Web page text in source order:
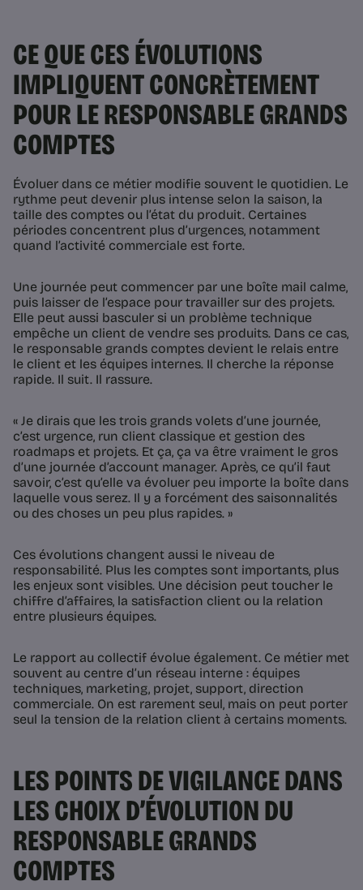
CE QUE CES ÉVOLUTIONS
IMPLIQUENT CONCRÈTEMENT
POUR LE RESPONSABLE GRANDS
COMPTES
Évoluer dans ce métier modifie souvent le quotidien. Le
rythme peut devenir plus intense selon la saison, la
taille des comptes ou l’état du produit. Certaines
périodes concentrent plus d’urgences, notamment
quand l’activité commerciale est forte.
Une journée peut commencer par une boîte mail calme,
puis laisser de l’espace pour travailler sur des projets.
Elle peut aussi basculer si un problème technique
empêche un client de vendre ses produits. Dans ce cas,
le responsable grands comptes devient le relais entre
le client et les équipes internes. Il cherche la réponse
rapide. Il suit. Il rassure.
« Je dirais que les trois grands volets d’une journée,
c’est urgence, run client classique et gestion des
roadmaps et projets. Et ça, ça va être vraiment le gros
d’une journée d’account manager. Après, ce qu’il faut
savoir, c’est qu’elle va évoluer peu importe la boîte dans
laquelle vous serez. Il y a forcément des saisonnalités
ou des choses un peu plus rapides. »
Ces évolutions changent aussi le niveau de
responsabilité. Plus les comptes sont importants, plus
les enjeux sont visibles. Une décision peut toucher le
chiffre d’affaires, la satisfaction client ou la relation
entre plusieurs équipes.
Le rapport au collectif évolue également. Ce métier met
souvent au centre d’un réseau interne : équipes
techniques, marketing, projet, support, direction
commerciale. On est rarement seul, mais on peut porter
seul la tension de la relation client à certains moments.
LES POINTS DE VIGILANCE DANS
LES CHOIX D’ÉVOLUTION DU
RESPONSABLE GRANDS
COMPTES